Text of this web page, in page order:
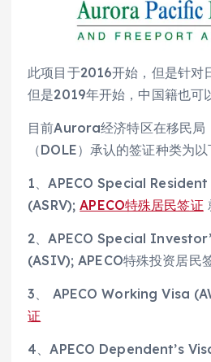
此项目于2016开始，但是针对
但是2019年开始，中国籍也可
目前Aurora经济特区在移民局
（DOLE）承认的签证种类为以
1、APECO Special
(ASRV);APECO特殊居民签证
2、APECO Special
(ASIV); APECO特殊投资居民
3、 APECO Working Visa
证
4、APECO Dependent’s